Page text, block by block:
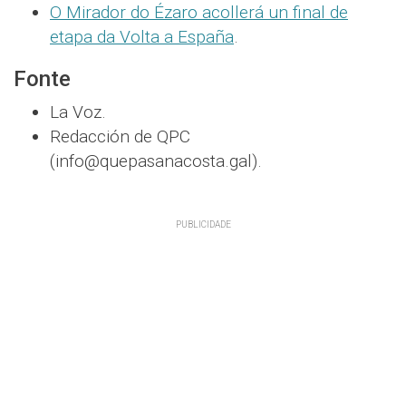
O Mirador do Ézaro acollerá un final de
etapa da Volta a España.
Fonte
La Voz.
Redacción de QPC
(info@quepasanacosta.gal).